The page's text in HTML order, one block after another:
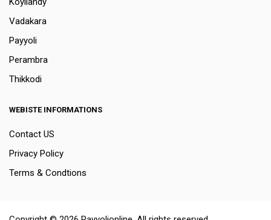
Vadakara
Payyoli
Perambra
Thikkodi
WEBISTE INFORMATIONS
Contact US
Privacy Policy
Terms & Condtions